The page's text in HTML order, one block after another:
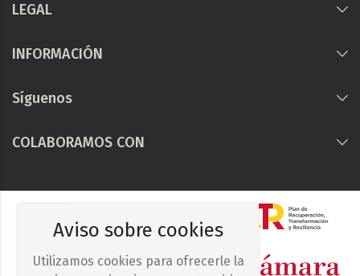
LEGAL
INFORMACIÓN
Síguenos
COLABORAMOS CON
Aviso sobre cookies
Utilizamos cookies para ofrecerle la